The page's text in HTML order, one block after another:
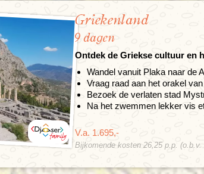
Griekenland
9 dagen
Ontdek de Griekse cultuur en
Wandel vanuit Plaka naar de
Vraag raad aan het orakel
Bezoek de verlaten stad
Na het zwemmen lekker vis
V.a. 1.695,-
Bijkomende kosten 26,25 p.p. (o.b.v.